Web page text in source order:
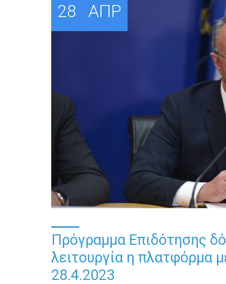
28 ΑΠΡ
Πρόγραμμα Επιδότησης
λειτουργία η πλατφόρμα
28.4.2023